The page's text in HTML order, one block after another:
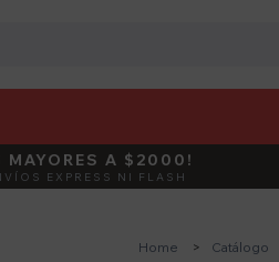
DEBUT ACTIVÁ EL CÓDIGO
MAYORES A $2000!
EXPRESS NI FLASH
Home Catálogo